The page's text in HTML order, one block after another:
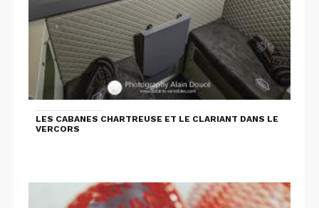
LES CABANES CHARTREUSE ET LE CLARIANT DANS LE
VERCORS